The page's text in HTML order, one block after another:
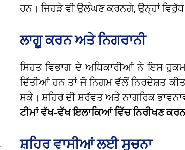
ਹਨ। ਜਿਹੜੇ ਵੀ ਉਲੰਘਣ ਕਰਨਗੇ, ਉਨ੍ਹਾਂ
ਲਾਗੂ ਕਰਨ ਅਤੇ ਨਿਗਰਾਨੀ
ਸਿਹਤ ਵਿਭਾਗ ਦੇ ਅਧਿਕਾਰੀਆਂ ਨੇ ਇਸ
ਦਿੱਤੀਆਂ ਹਨ ਤਾਂ ਜੋ ਨਿਗਮ ਵੱਲੋਂ ਨਿਰਦੇਸ਼ਤ
ਸਕੇ। ਸ਼ਹਿਰ ਦੀ ਸ਼ਰੱਵਤ ਅਤੇ ਨਾਗਰਿਕ
ਟੀਮਾਂ ਵੱਖ-ਵੱਖ ਇਲਾਕਿਆਂ ਵਿੱਚ ਨਿਰੀਖਣ
ਸ਼ਹਿਰ ਵਾਸੀਆਂ ਲਈ ਸੂਚਨਾ